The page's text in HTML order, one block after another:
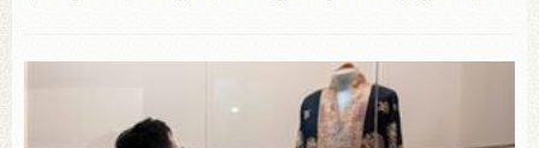
cổng kết nối quá khứ với tương lai công nghệ. Số hóa bảo tàng,
không chỉ là yêu cầu cấp thiết bảo vệ di sản khỏi bào mòn thời
gian, mà còn là chiến lược đột phá, kiến tạo trải nghiệm chưa